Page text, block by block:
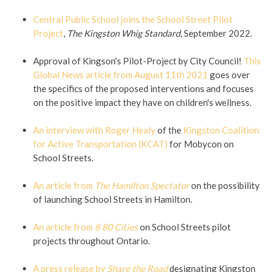
Central Public School joins the School Street Pilot
Project, The Kingston Whig Standard,September 2022.
Approval of Kingson's Pilot-Project by City Council! This
Global News article from August 11th 2021 goes over
the specifics of the proposed interventions and focuses
on the positive impact they have on children's wellness.
An interview with Roger Healyof the Kingston Coalition
for Active Transportation (KCAT) for Mobycon on
School Streets.
An article from The Hamilton Spectatoron the possibility
of launching School Streets in Hamilton.
An article from 8 80 Citieson School Streets pilot
projects throughout Ontario.
A press release by Share the Roaddesignating Kingston